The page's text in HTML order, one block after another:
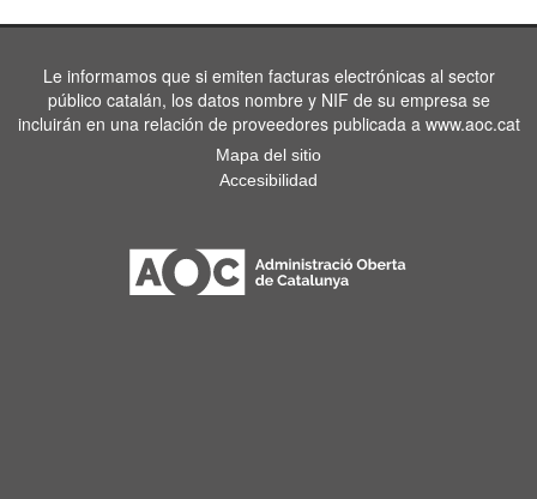
Le informamos que si emiten facturas electrónicas al sector
público catalán, los datos nombre y NIF de su empresa se
incluirán en una relación de proveedores publicada a www.aoc.cat
Mapa del sitio
Accesibilidad